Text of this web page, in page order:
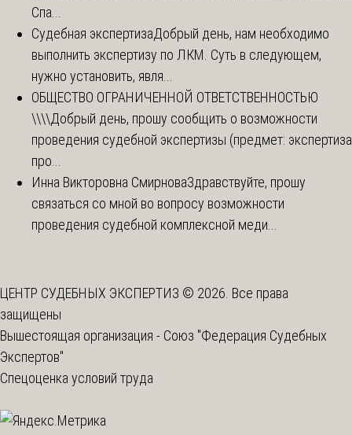
Спа...
Судебная экспертизаДобрый день, нам необходимо
выполнить экспертизу по ЛКМ. Суть в следующем,
нужно установить, явля...
ОБЩЕСТВО ОГРАНИЧЕННОЙ ОТВЕТСТВЕННОСТЬЮ
\\\\Добрый день, прошу сообщить о возможности
проведения судебной экспертизы (предмет: экспертиза
про...
Инна Викторовна СмирноваЗдравствуйте, прошу
связаться со мной во вопросу возможности
проведения судебной комплексной меди...
ЦЕНТР СУДЕБНЫХ ЭКСПЕРТИЗ © 2026. Все права
защищены
Вышестоящая организация - Союз "Федерация Судебных
Экспертов"
Спецоценка условий труда